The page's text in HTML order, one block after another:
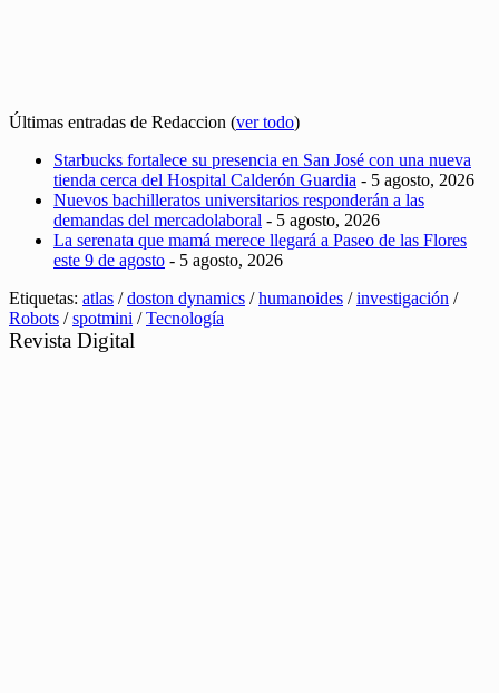
Últimas entradas de Redaccion (ver todo)
Starbucks fortalece su presencia en San José con una nueva
tienda cerca del Hospital Calderón Guardia - 5 agosto, 2026
Nuevos bachilleratos universitarios responderán a las
demandas del mercadolaboral - 5 agosto, 2026
La serenata que mamá merece llegará a Paseo de las Flores
este 9 de agosto - 5 agosto, 2026
Etiquetas: atlas /doston dynamics /humanoides /investigación /
Robots /spotmini /Tecnología
Revista Digital